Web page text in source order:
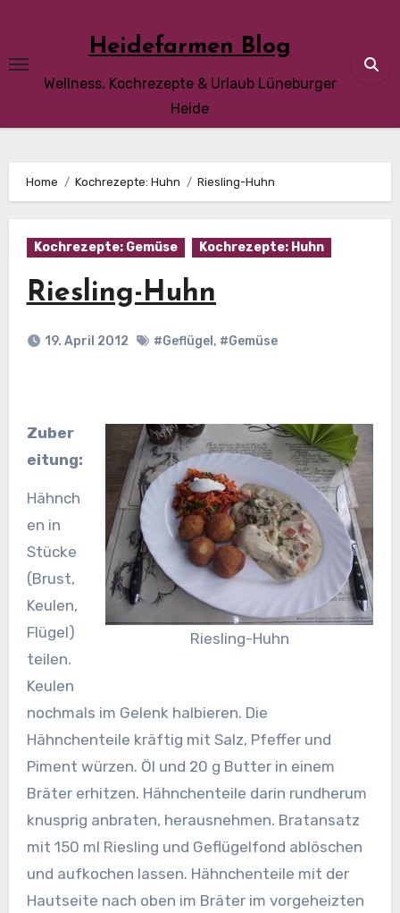
content
Heidefarmen Blog
Wellness, Kochrezepte & Urlaub Lüneburger
Heide
Home Kochrezepte: Huhn Riesling-Huhn
Kochrezepte: Gemüse Kochrezepte: Huhn
Riesling-Huhn
19. April 2012 #Geflügel , #Gemüse
Riesling-Huhn
Zuber
eitung:
Hähnch
en in
Stücke
(Brust,
Keulen,
Flügel)
teilen.
Keulen
nochmals im Gelenk halbieren. Die
Hähnchenteile kräftig mit Salz, Pfeffer und
Piment würzen. Öl und 20 g Butter in einem
Bräter erhitzen. Hähnchenteile darin rundherum
knusprig anbraten, herausnehmen. Bratansatz
mit 150 ml Riesling und Geflügelfond ablöschen
und aufkochen lassen. Hähnchenteile mit der
Hautseite nach oben im Bräter im vorgeheizten